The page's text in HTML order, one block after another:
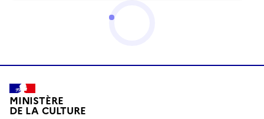
MINISTÈRE
DE LA CULTURE